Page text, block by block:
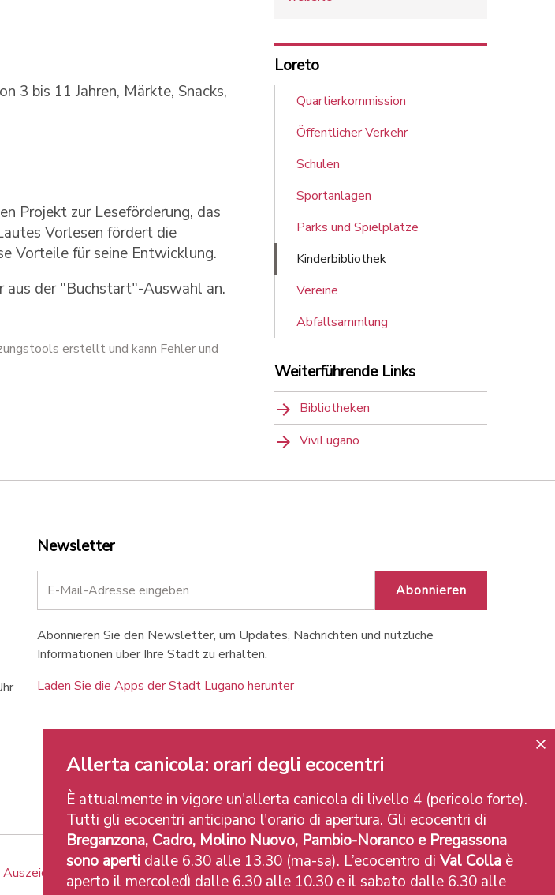
3 bis 11 Jahren, Märkte, Snacks,
Projekt zur Leseförderung, das
Vorlesen fördert die
Vorteile für seine Entwicklung.
aus der "Buchstart"-Auswahl an.
erstellt und kann Fehler und
Loreto
Quartierkommission
Öffentlicher Verkehr
Schulen
Sportanlagen
Parks und Spielplätze
Kinderbibliothek
Vereine
Abfallsammlung
Weiterführende Links
Bibliotheken
ViviLugano
Newsletter
Abonnieren
Abonnieren Sie den Newsletter, um Updates, Nachrichten und nützliche
Informationen über Ihre Stadt zu erhalten.
Laden Sie die Apps der Stadt Lugano herunter
Credits
Allerta canicola: orari degli ecocentri
È attualmente in vigore un'allerta canicola di livello 4 (pericolo forte).
Tutti gli ecocentri anticipano l'orario di apertura. Gli ecocentri di
Breganzona, Cadro, Molino Nuovo, Pambio-Noranco e Pregassona
sono aperti dalle 6.30 alle 13.30 (ma-sa). L’ecocentro di Val Colla è
aperto il mercoledì dalle 6.30 alle 10.30 e il sabato dalle 6.30 alle